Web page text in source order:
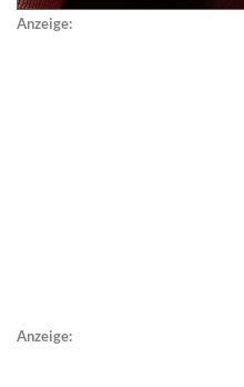
Anzeige:
Anzeige: